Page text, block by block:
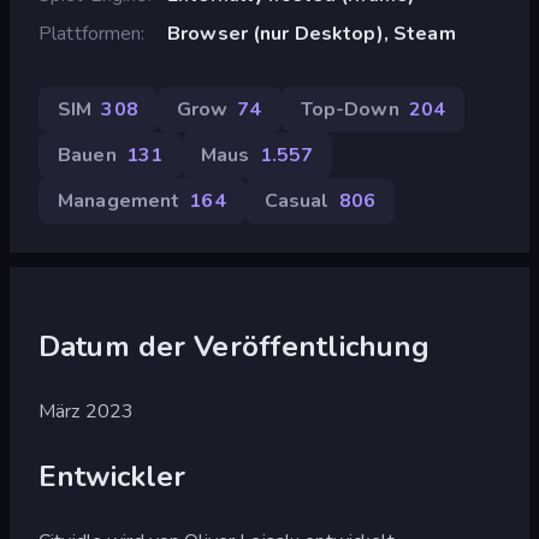
Plattformen
Browser (nur Desktop), Steam
SIM 308 Grow 74 Top-Down 204
Bauen 131 Maus 1.557
Management 164 Casual 806
Datum der Veröffentlichung
März 2023
Entwickler